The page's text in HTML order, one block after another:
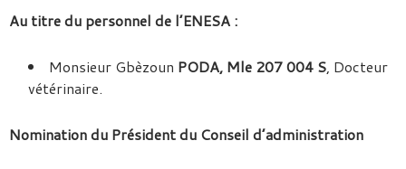
Au titre du personnel de l’ENESA :
Monsieur Gbèzoun PODA, Mle 207 004 S, Docteur
vétérinaire.
Nomination du Président du Conseil d’administration